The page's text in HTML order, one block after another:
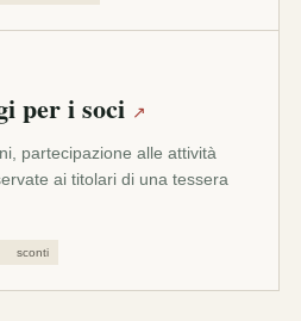
per i soci ↗
partecipazione alle attività
ai titolari di una tessera
sconti